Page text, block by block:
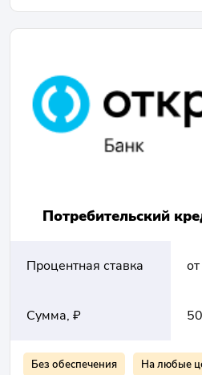
Потребительский
Процентная ставка
Сумма, ₽
Без обеспечения На любые